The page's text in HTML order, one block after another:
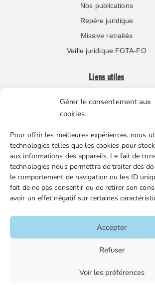
Gérer le consentement aux
cookies
Pour offrir les meilleures expériences, nous
technologies telles que les cookies pour
aux informations des appareils. Le fait de
technologies nous permettra de traiter des
le comportement de navigation ou les ID
fait de ne pas consentir ou de retirer son
avoir un effet négatif sur certaines
Accepter
Refuser
Voir les préférences
Nos publications
Repère juridique
Missive retraités
Veille juridique FGTA-FO
Liens utiles
Boutique en ligne
Nos partenaires
Gestion des cookies
FGTA-FO / 15 avenue Victor Hugo – 92170
Accueil
Contacts
Mentions légales